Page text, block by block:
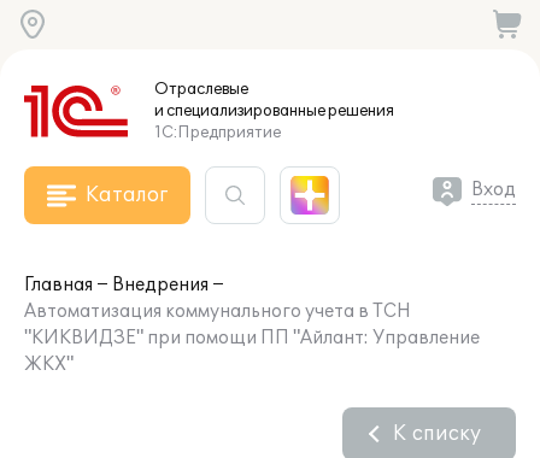
Отраслевые
и специализированныерешения
1С:Предприятие
Каталог Вход
Главная
Внедрения
Автоматизация коммунального учета в ТСН
"КИКВИДЗЕ" при помощи ПП "Айлант: Управление
ЖКХ"
К списку